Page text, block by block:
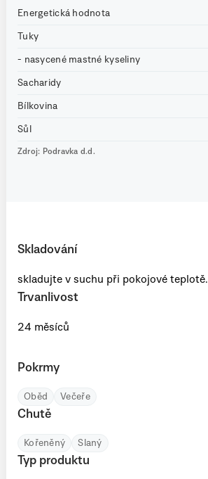
Energetická hodnota
Tuky
- nasycené mastné kyseliny
Sacharidy
Bílkovina
Sůl
Zdroj: Podravka d.d.
Skladování
skladujte v suchu při pokojové teplotě.
Trvanlivost
24 měsíců
Pokrmy
Oběd Večeře
Chutě
Kořeněný Slaný
Typ produktu